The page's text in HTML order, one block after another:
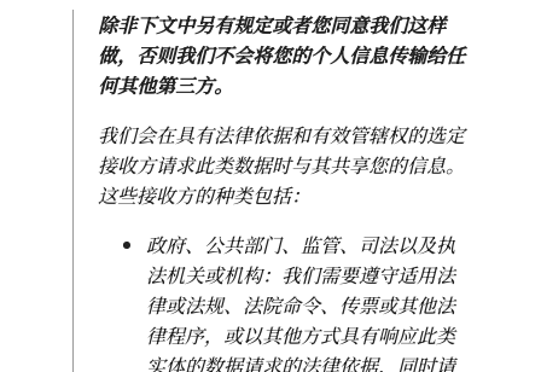
除非下文中另有规定或者您同意我们这样
做，否则我们不会将您的个人信息传输给任
何其他第三方。
我们会在具有法律依据和有效管辖权的选定
接收方请求此类数据时与其共享您的信息。
这些接收方的种类包括：
政府、公共部门、监管、司法以及执
法机关或机构：我们需要遵守适用法
律或法规、法院命令、传票或其他法
律程序，或以其他方式具有响应此类
实体的数据请求的法律依据，同时请